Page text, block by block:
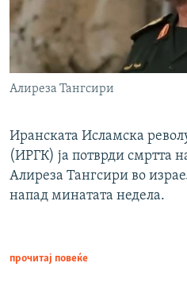
Алиреза Тангсири
Иранската Исламска
(ИРГК) ја потврди смртта
Алиреза Тангсири во
напад минатата недела.
прочитај повеќе